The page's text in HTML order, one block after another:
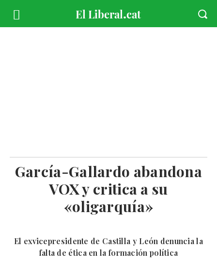
García-Gallardo abandona
VOX y critica a su
«oligarquía»
El exvicepresidente de Castilla y León denuncia la
falta de ética en la formación política